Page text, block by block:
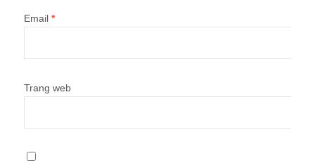
Email *
Trang web